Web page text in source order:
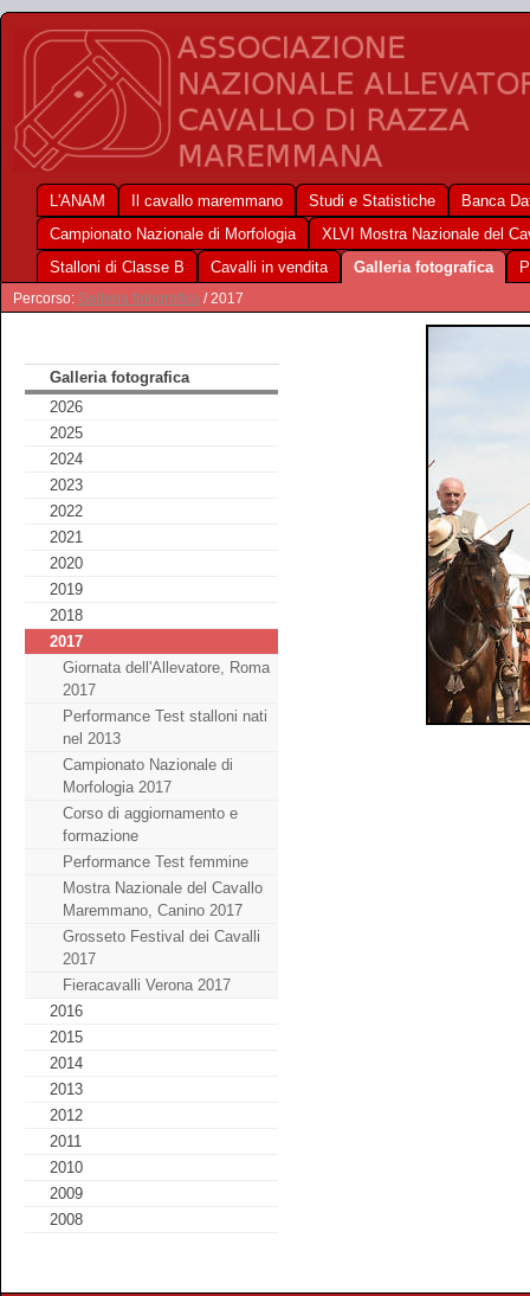
L'ANAM Il cavallo maremmano Studi e Statistiche
Banca
Campionato Nazionale di Morfologia
XLVI Mostra Nazionale del
Stalloni di Classe B
Cavalli in vendita Galleria fotografica
Percorso: Galleria fotografica / 2017
Galleria fotografica
2026
2025
2024
2023
2022
2021
2020
2019
2018
2017
Giornata dell'Allevatore, Roma
2017
Performance Test stalloni nati
nel 2013
Campionato Nazionale di
Morfologia 2017
Corso di aggiornamento e
formazione
Performance Test femmine
Mostra Nazionale del Cavallo
Maremmano, Canino 2017
Grosseto Festival dei Cavalli
2017
Fieracavalli Verona 2017
2016
2015
2014
2013
2012
2011
2010
2009
2008